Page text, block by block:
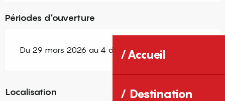
Accueil
Destination
Périodes d'ouverture
Du 29 mars 2026 au 4 décembre 2026
Localisation